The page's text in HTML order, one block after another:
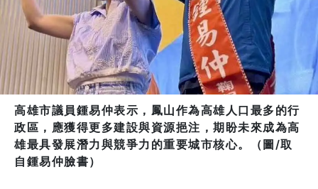
高雄市議員鍾易仲表示，鳳山作為高雄人口最多的行
政區，應獲得更多建設與資源挹注，期盼未來成為高
雄最具發展潛力與競爭力的重要城市核心。（圖/取
自鍾易仲臉書）